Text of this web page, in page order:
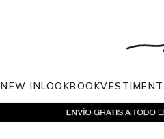
NEW INLOOKBOOK